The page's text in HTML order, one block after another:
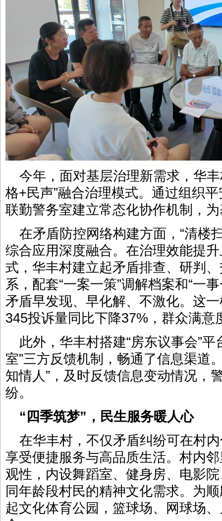
今年，面对基层治理新需求，华
格+民声”融合治理模式。通过组织
联勤警务室建立常态化协作机制，
在矛盾防控网络构建方面，“清楼
综合应用深度融合。在治理效能提
式，华丰村建立起矛盾排查、研判
系，配套“一案一策”调解档案和“一
矛盾早发现、早化解、不激化。这
345投诉量同比下降37%，群众满意
此外，华丰村搭建“房东议事会”
室”三方反馈机制，畅通了信息渠道
知情人”，及时反馈信息变动情况，
纷。
“四季筑梦”，民生服务暖人心
在华丰村，不仅矛盾纠纷可在村
享受便捷服务与高品质生活。村内
观性，内设舞蹈室、健身房、电影
同年龄段村民的精神文化需求。为
起文化体育公园，篮球场、网球场